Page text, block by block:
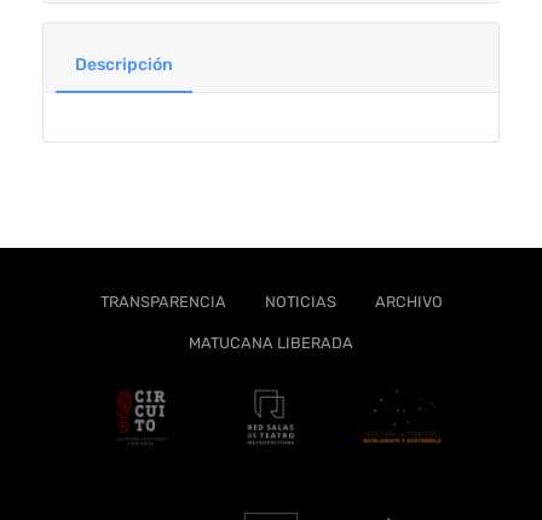
Descripción
TRANSPARENCIA NOTICIAS ARCHIVO
MATUCANA LIBERADA